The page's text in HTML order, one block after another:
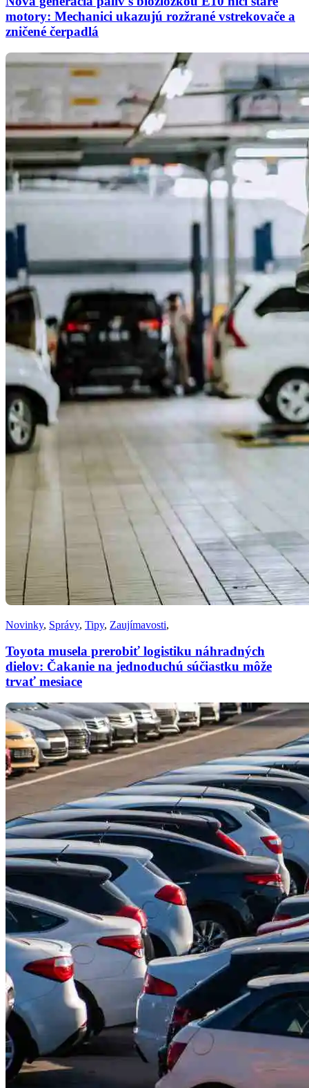
motory: Mechanici ukazujú rozžrané vstrekovače a
zničené čerpadlá
Novinky, Správy, Tipy, Zaujímavosti,
Toyota musela prerobiť logistiku náhradných
dielov: Čakanie na jednoduchú súčiastku môže
trvať mesiace